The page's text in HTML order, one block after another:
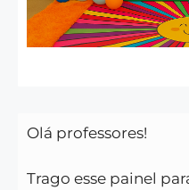
Olá professores!
Trago esse painel